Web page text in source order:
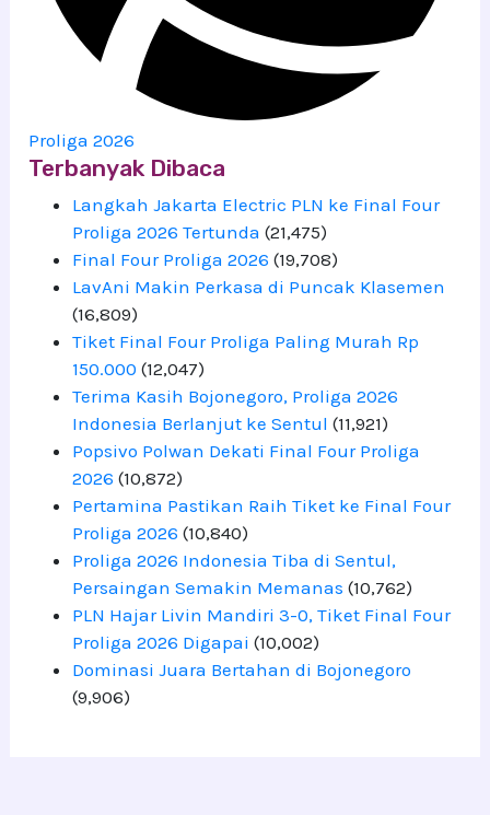
Proliga 2026
Terbanyak Dibaca
Langkah Jakarta Electric PLN ke Final Four
Proliga 2026 Tertunda (21,475)
Final Four Proliga 2026 (19,708)
LavAni Makin Perkasa di Puncak Klasemen
(16,809)
Tiket Final Four Proliga Paling Murah Rp
150.000 (12,047)
Terima Kasih Bojonegoro, Proliga 2026
Indonesia Berlanjut ke Sentul (11,921)
Popsivo Polwan Dekati Final Four Proliga
2026 (10,872)
Pertamina Pastikan Raih Tiket ke Final Four
Proliga 2026 (10,840)
Proliga 2026 Indonesia Tiba di Sentul,
Persaingan Semakin Memanas (10,762)
PLN Hajar Livin Mandiri 3-0, Tiket Final Four
Proliga 2026 Digapai (10,002)
Dominasi Juara Bertahan di Bojonegoro
(9,906)